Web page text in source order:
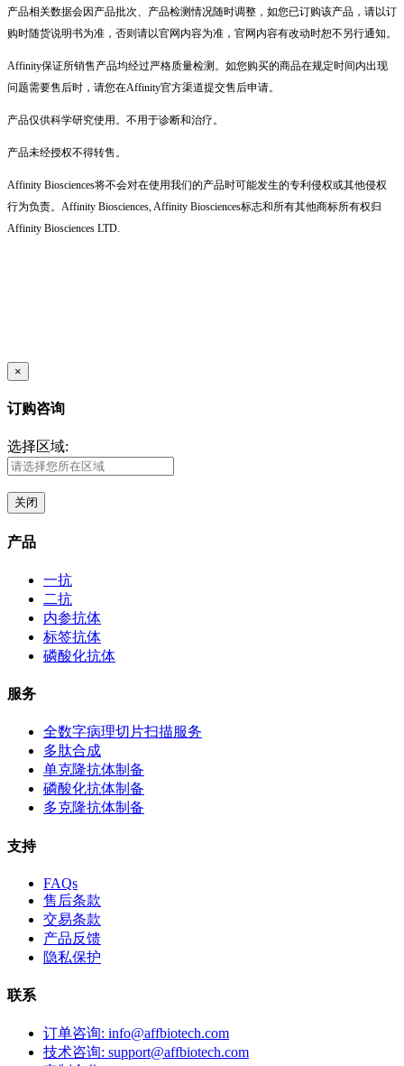
产品相关数据会因产品批次、产品检测情况随时调整，如您已订购该产品，请以订
购时随货说明书为准，否则请以官网内容为准，官网内容有改动时恕不另行通知。
Affinity保证所销售产品均经过严格质量检测。如您购买的商品在规定时间内出现
问题需要售后时，请您在Affinity官方渠道提交售后申请。
产品仅供科学研究使用。不用于诊断和治疗。
产品未经授权不得转售。
Affinity Biosciences将不会对在使用我们的产品时可能发生的专利侵权或其他侵权
行为负责。Affinity Biosciences, Affinity Biosciences标志和所有其他商标所有权归
Affinity Biosciences LTD.
×
订购咨询
选择区域:
关闭
产品
一抗
二抗
内参抗体
标签抗体
磷酸化抗体
服务
全数字病理切片扫描服务
多肽合成
单克隆抗体制备
磷酸化抗体制备
多克隆抗体制备
支持
FAQs
售后条款
交易条款
产品反馈
隐私保护
联系
订单咨询: info@affbiotech.com
技术咨询: support@affbiotech.com